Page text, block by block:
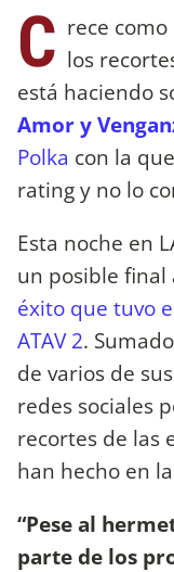
C rece
los
está haciendo
Amor y
Polka con la
rating y no lo
Esta noche en
un posible
éxito que tuvo
ATAV 2.
de varios de
redes sociales
recortes de las
han hecho en
“Pese al
parte de los